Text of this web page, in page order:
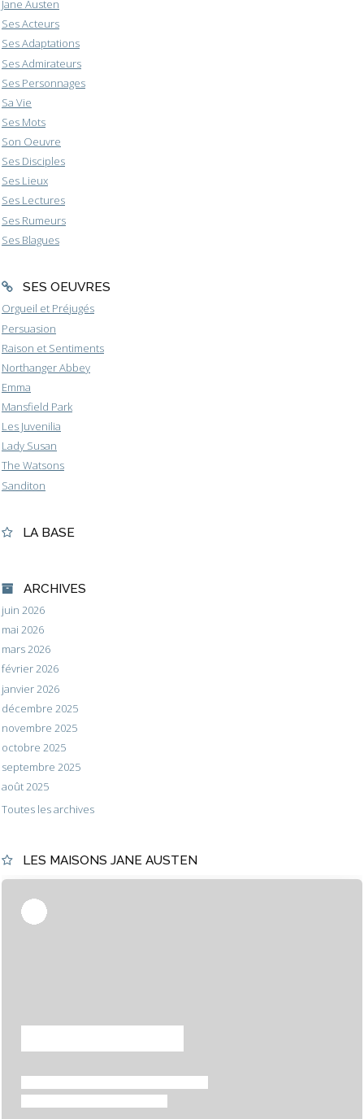
Jane Austen
Ses Acteurs
Ses Adaptations
Ses Admirateurs
Ses Personnages
Sa Vie
Ses Mots
Son Oeuvre
Ses Disciples
Ses Lieux
Ses Lectures
Ses Rumeurs
Ses Blagues
SES OEUVRES
Orgueil et Préjugés
Persuasion
Raison et Sentiments
Northanger Abbey
Emma
Mansfield Park
Les Juvenilia
Lady Susan
The Watsons
Sanditon
LA BASE
ARCHIVES
juin 2026
mai 2026
mars 2026
février 2026
janvier 2026
décembre 2025
novembre 2025
octobre 2025
septembre 2025
août 2025
Toutes les archives
LES MAISONS JANE AUSTEN